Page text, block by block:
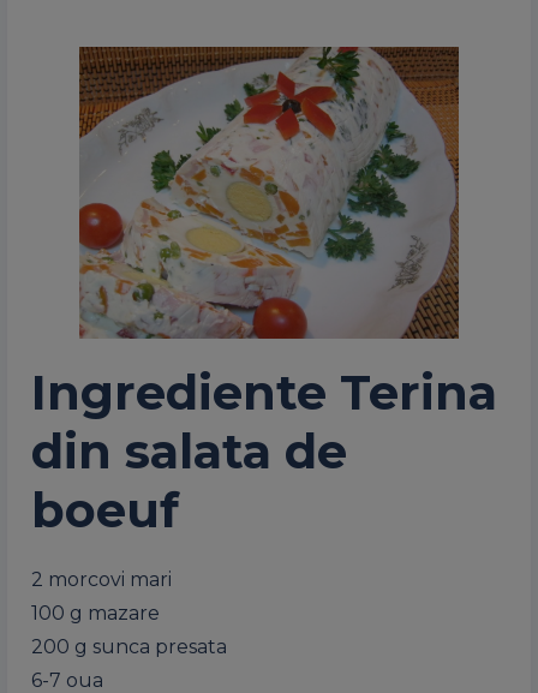
Ingrediente Terina
din salata de
boeuf
2 morcovi mari
100 g mazare
200 g sunca presata
6-7 oua